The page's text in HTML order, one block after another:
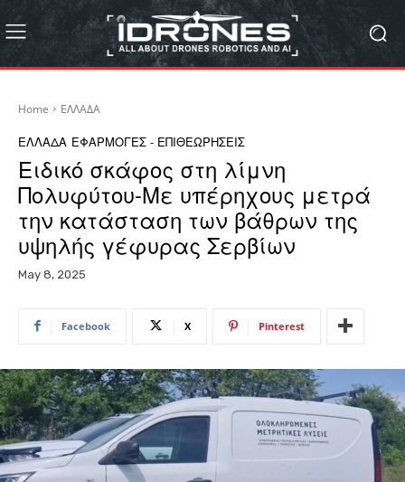
Home ΕΛΛΑΔΑ
ΕΛΛΑΔΑ ΕΦΑΡΜΟΓΕΣ - ΕΠΙΘΕΩΡΗΣΕΙΣ
Ειδικό σκάφος στη λίμνη
Πολυφύτου-Με υπέρηχους μετρά
την κατάσταση των βάθρων της
υψηλής γέφυρας Σερβίων
May 8, 2025
Facebook X Pinterest